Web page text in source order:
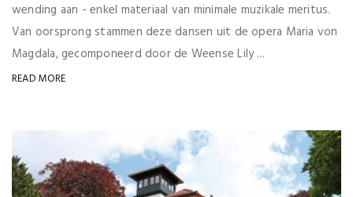
wending aan - enkel materiaal van minimale muzikale meritus.
Van oorsprong stammen deze dansen uit de opera Maria von
Magdala, gecomponeerd door de Weense Lily ...
READ MORE